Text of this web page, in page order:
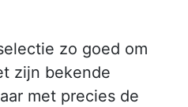
zo goed om
zijn bekende
met precies de